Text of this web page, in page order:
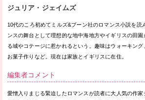
ジュリア・ジェイムズ
10代のころ初めてミルズ&ブーン社のロマンス小説を読
ンスの舞台として理想的な地中海地方やイギリスの田
る城やコテージに惹かれるという。趣味はウォーキング
お菓子作りなど。現在は家族とイギリスに在住。
編集者コメント
愛憎入りまじる緊迫したロマンスが読者に大人気の作家